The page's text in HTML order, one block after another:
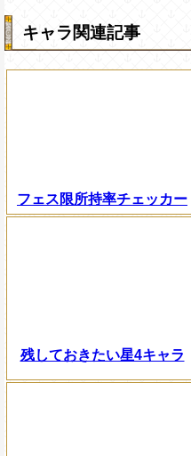
キャラ関連記事
フェス限所持率チェッカー
残しておきたい星4キャラ